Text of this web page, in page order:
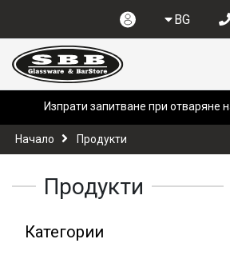
BG
Изпрати запитване при отваряне
Начало Продукти
Продукти
Категории